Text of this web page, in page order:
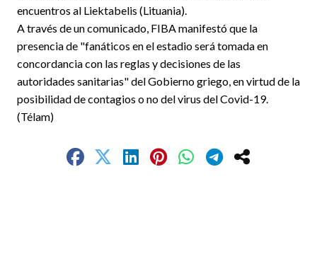
encuentros al Liektabelis (Lituania).
A través de un comunicado, FIBA manifestó que la
presencia de "fanáticos en el estadio será tomada en
concordancia con las reglas y decisiones de las
autoridades sanitarias" del Gobierno griego, en virtud de la
posibilidad de contagios o no del virus del Covid-19.
(Télam)